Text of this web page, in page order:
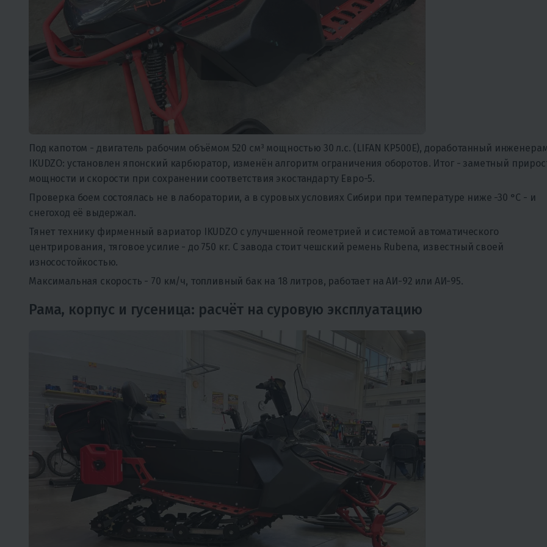
Под капотом - двигатель рабочим объёмом 520 см³ мощностью 30 л.с. (LIFAN KP500E), доработанный
IKUDZO: установлен японский карбюратор, изменён алгоритм ограничения оборотов. Итог - заметный
мощности и скорости при сохранении соответствия экостандарту Евро-5.
Проверка боем состоялась не в лаборатории, а в суровых условиях Сибири при температуре ниже -30 °C - и
снегоход её выдержал.
Тянет технику фирменный вариатор IKUDZO с улучшенной геометрией и системой автоматического
центрирования, тяговое усилие - до 750 кг. С завода стоит чешский ремень Rubena, известный своей
износостойкостью.
Максимальная скорость - 70 км/ч, топливный бак на 18 литров, работает на АИ-92 или АИ-95.
Рама, корпус и гусеница: расчёт на суровую эксплуатацию